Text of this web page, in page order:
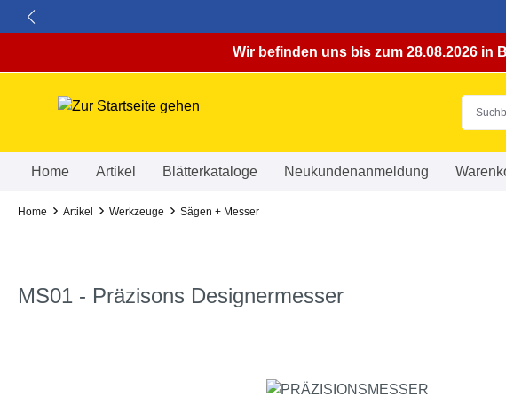
Wir befinden uns bis zum 28.08.2026 in
Home Artikel Blätterkataloge Neukundenanmeldung
Home Artikel Werkzeuge Sägen + Messer
MS01 - Präzisons Designermesser